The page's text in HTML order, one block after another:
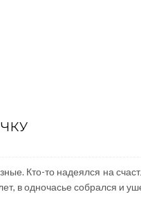
Кто-то надеялся на
в одночасье собрался и